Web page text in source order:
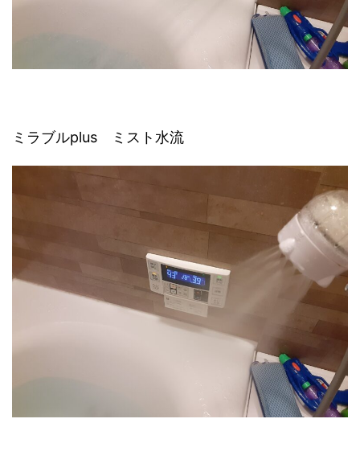
ミラブルplus ミスト水流